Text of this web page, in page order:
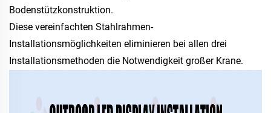
Bodenstützkonstruktion.
Diese vereinfachten Stahlrahmen-
Installationsmöglichkeiten eliminieren bei allen drei
Installationsmethoden die Notwendigkeit großer Krane.